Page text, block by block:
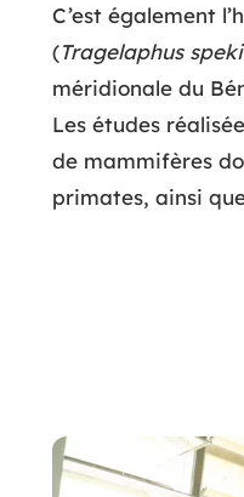
C’est également
(Tragelaphus
méridionale du
Les études
de mammifères
primates, ainsi